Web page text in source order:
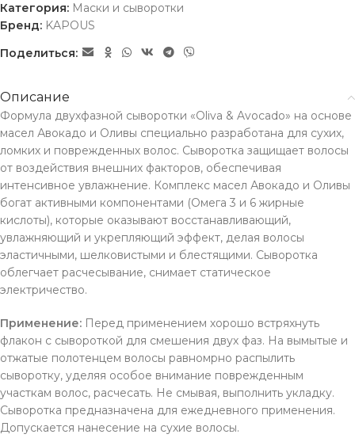
Категория: Маски и сыворотки
Бренд: KAPOUS
Поделиться:
Описание
Формула двухфазной сыворотки «Oliva & Avocado» на основе
масел Авокадо и Оливы специально разработана для сухих,
ломких и поврежденных волос. Сыворотка защищает волосы
от воздействия внешних факторов, обеспечивая
интенсивное увлажнение. Комплекс масел Авокадо и Оливы
богат активными компонентами (Омега 3 и 6 жирные
кислоты), которые оказывают восстанавливающий,
увлажняющий и укрепляющий эффект, делая волосы
эластичными, шелковистыми и блестящими. Сыворотка
облегчает расчесывание, снимает статическое
электричество.
Применение: Перед применением хорошо встряхнуть
флакон с сывороткой для смешения двух фаз. На вымытые и
отжатые полотенцем волосы равномрно распылить
сыворотку, уделяя особое внимание поврежденным
участкам волос, расчесать. Не смывая, выполнить укладку.
Сыворотка предназначена для ежедневного применения.
Допускается нанесение на сухие волосы.